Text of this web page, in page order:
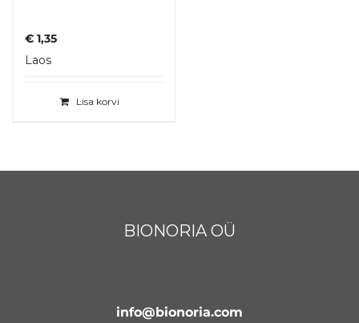
€ 1,35
Laos
Lisa korvi
BIONORIA OÜ
info@bionoria.com